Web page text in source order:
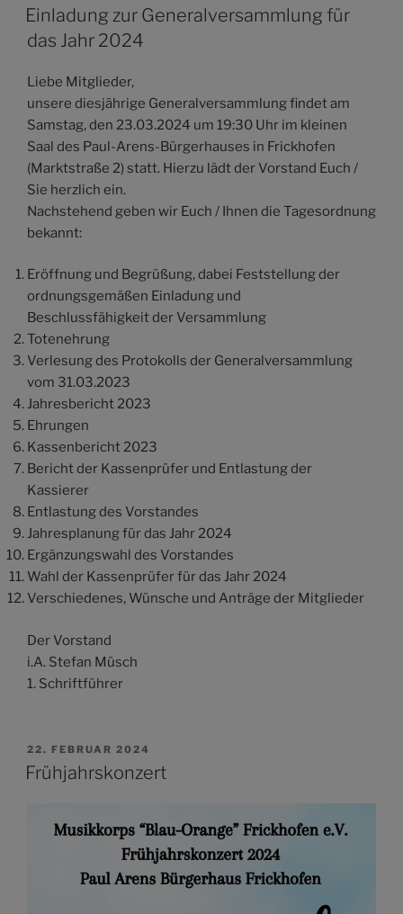
AM
Einladung zur Generalversammlung für
das Jahr 2024
Liebe Mitglieder,
unsere diesjährige Generalversammlung findet am
Samstag, den 23.03.2024 um 19:30 Uhr im kleinen
Saal des Paul-Arens-Bürgerhauses in Frickhofen
(Marktstraße 2) statt. Hierzu lädt der Vorstand Euch /
Sie herzlich ein.
Nachstehend geben wir Euch / Ihnen die Tagesordnung
bekannt:
Eröffnung und Begrüßung, dabei Feststellung der
ordnungsgemäßen Einladung und
Beschlussfähigkeit der Versammlung
Totenehrung
Verlesung des Protokolls der Generalversammlung
vom 31.03.2023
Jahresbericht 2023
Ehrungen
Kassenbericht 2023
Bericht der Kassenprüfer und Entlastung der
Kassierer
Entlastung des Vorstandes
Jahresplanung für das Jahr 2024
Ergänzungswahl des Vorstandes
Wahl der Kassenprüfer für das Jahr 2024
Verschiedenes, Wünsche und Anträge der Mitglieder
Der Vorstand
i.A. Stefan Müsch
1. Schriftführer
VERÖFFENTLICHT
AM
22. FEBRUAR 2024
Frühjahrskonzert